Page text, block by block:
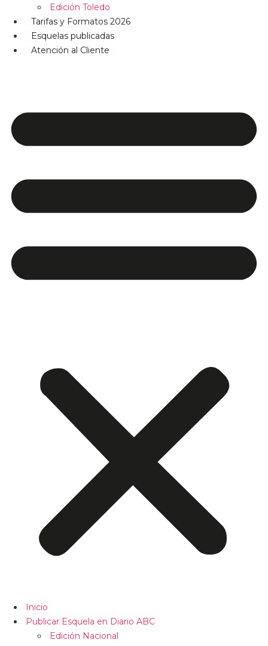
Edición Toledo
Tarifas y Formatos 2026
Esquelas publicadas
Atención al Cliente
Inicio
Publicar Esquela en Diario ABC
Edición Nacional